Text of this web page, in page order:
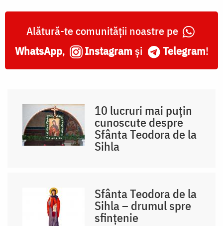
Alătură-te comunității noastre pe
WhatsApp, Instagram și Telegram!
10 lucruri mai puțin
cunoscute despre
Sfânta Teodora de la
Sihla
Sfânta Teodora de la
Sihla – drumul spre
sfințenie